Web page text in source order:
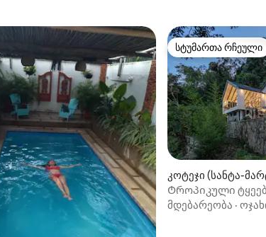
4,9, 29 მიმოხილვა
სტუმართა რჩეული
სტუმართა რჩეული
კოტეჯი (სანტა-
Ტროპიკული
ბუნებრივი
მდებარეობა ·